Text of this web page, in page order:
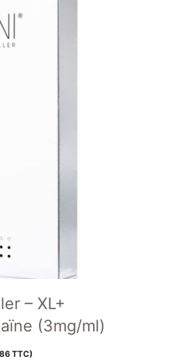
– XL+
(3mg/ml)
TTC)